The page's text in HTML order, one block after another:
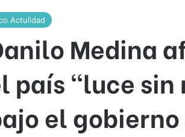
Actulidad
Medina
país “luce sin
el gobierno